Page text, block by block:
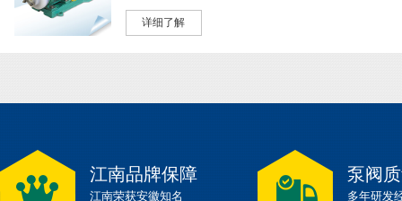
详细了解
江南品牌保障
江南荣获安徽知名
泵阀
多年研发